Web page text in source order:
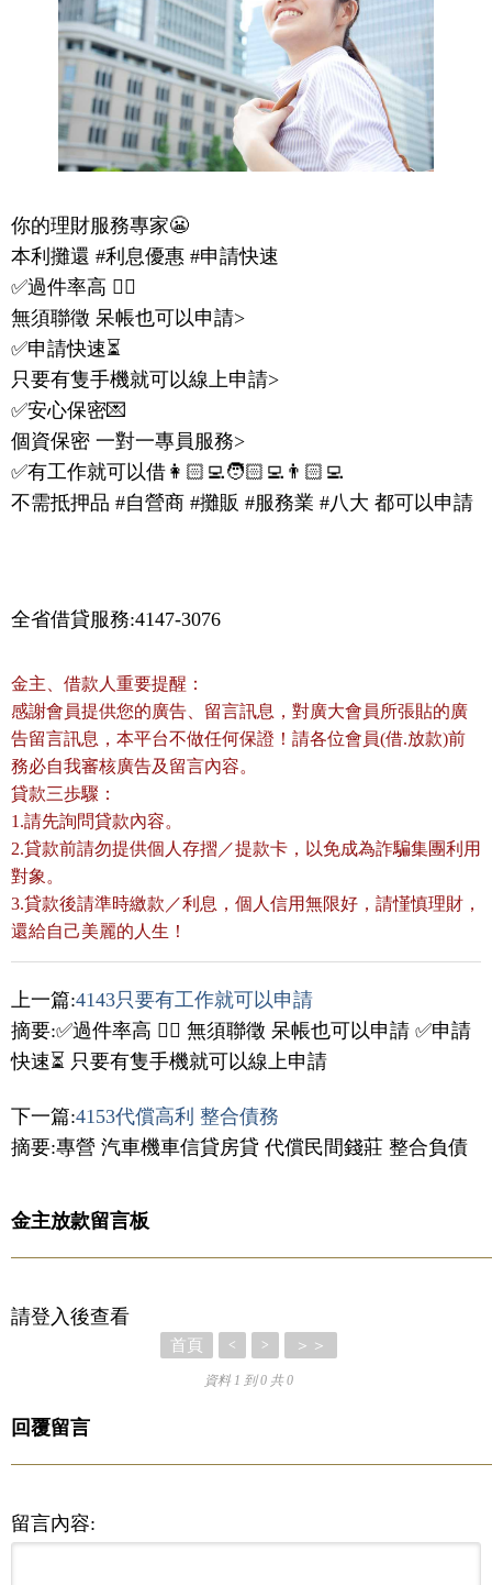
你的理財服務專家😬
本利攤還 #利息優惠 #申請快速
✅過件率高 👍🏻
無須聯徵 呆帳也可以申請>
✅申請快速⏳
只要有隻手機就可以線上申請>
✅安心保密💌
個資保密 一對一專員服務>
✅有工作就可以借👩🏻‍💻🧑🏻‍💻👨🏻‍💻
不需抵押品 #自營商 #攤販 #服務業 #八大 都可以申請
全省借貸服務:4147-3076
金主、借款人重要提醒：
感謝會員提供您的廣告、留言訊息，對廣大會員所張貼的廣
告留言訊息，本平台不做任何保證！請各位會員(借.放款)前
務必自我審核廣告及留言內容。
貸款三歩驟：
1.請先詢問貸款內容。
2.貸款前請勿提供個人存摺／提款卡，以免成為詐騙集團利用
對象。
3.貸款後請準時繳款／利息，個人信用無限好，請慬慎理財，
還給自己美麗的人生！
上一篇:4143只要有工作就可以申請
摘要:✅過件率高 👍🏻 無須聯徵 呆帳也可以申請 ✅申請
快速⏳ 只要有隻手機就可以線上申請
下一篇:4153代償高利 整合債務
摘要:專營 汽車機車信貸房貸 代償民間錢莊 整合負債
金主放款留言板
請登入後查看
首頁 < > ＞＞
資料 1 到 0 共 0
回覆留言
留言內容: